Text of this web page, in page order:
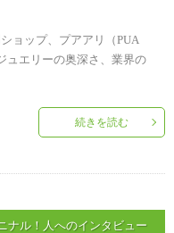
ョップ、プアアリ（PUA
ュエリーの奥深さ、業界の
続きを読む
ナル！人へのインタビュー